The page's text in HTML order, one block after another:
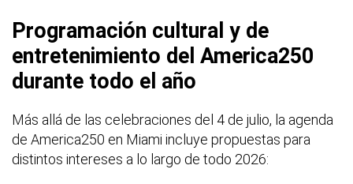
Programación cultural y de
entretenimiento del America250
durante todo el año
Más allá de las celebraciones del 4 de julio, la agenda
de America250 en Miami incluye propuestas para
distintos intereses a lo largo de todo 2026: